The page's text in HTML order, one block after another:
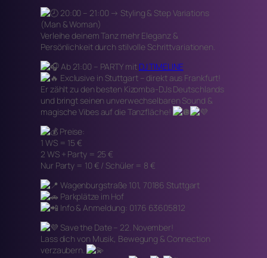
20:00 – 21:00 → Styling & Step Variations
(Man & Woman)
Verleihe deinem Tanz mehr Eleganz &
Persönlichkeit durch stilvolle Schrittvariationen.
Ab 21:00 – PARTY mit DJ TIMELINE
Exclusive in Stuttgart – direkt aus Frankfurt!
Er zählt zu den besten Kizomba-DJs Deutschlands
und bringt seinen unverwechselbaren Sound &
magische Vibes auf die Tanzfläche!
Preise:
1 WS = 15 €
2 WS + Party = 25 €
Nur Party = 10 € / Schüler = 8 €
Wagenburgstraße 101, 70186 Stuttgart
Parkplätze im Hof
Info & Anmeldung: 0176 63605812
Save the Date – 22. November!
Lass dich von Musik, Bewegung & Connection
verzaubern.